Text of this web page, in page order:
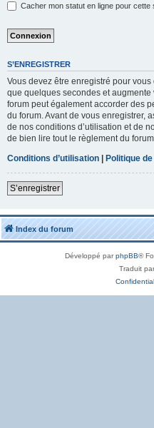
Cacher mon statut en ligne pour cette
S’ENREGISTRER
Vous devez être enregistré pour
que quelques secondes et augmente
forum peut également accorder des
du forum. Avant de vous enregistrer,
de nos conditions d’utilisation et de
de bien lire tout le règlement du forum.
Conditions d’utilisation | Politique
S’enregistrer
Index du forum
Développé parphpBB®
Traduit